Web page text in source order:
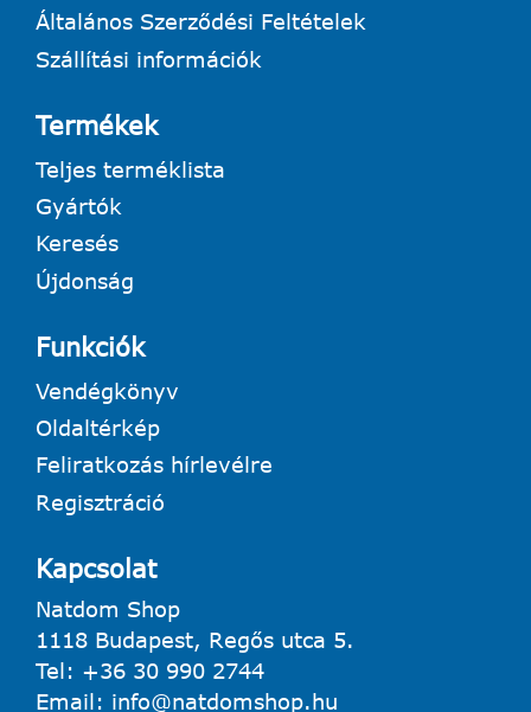
Általános Szerződési Feltételek
Szállítási információk
Termékek
Teljes terméklista
Gyártók
Keresés
Újdonság
Funkciók
Vendégkönyv
Oldaltérkép
Feliratkozás hírlevélre
Regisztráció
Kapcsolat
Natdom Shop
1118 Budapest, Regős utca 5.
Tel: +36 30 990 2744
Email: info@natdomshop.hu